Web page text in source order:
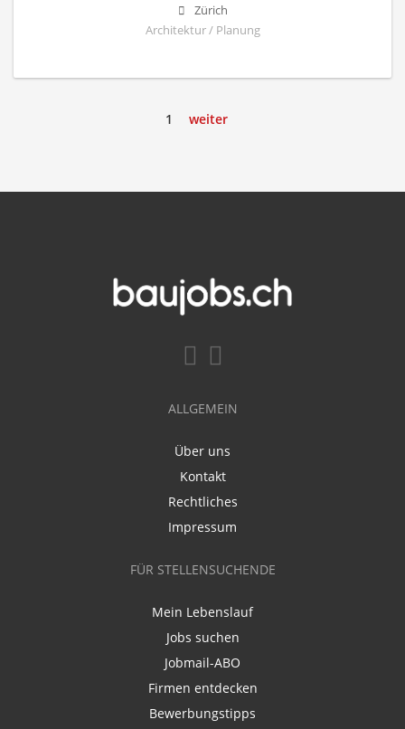
Zürich
Architektur / Planung
1 weiter
ALLGEMEIN
Über uns
Kontakt
Rechtliches
Impressum
FÜR STELLENSUCHENDE
Mein Lebenslauf
Jobs suchen
Jobmail-ABO
Firmen entdecken
Bewerbungstipps